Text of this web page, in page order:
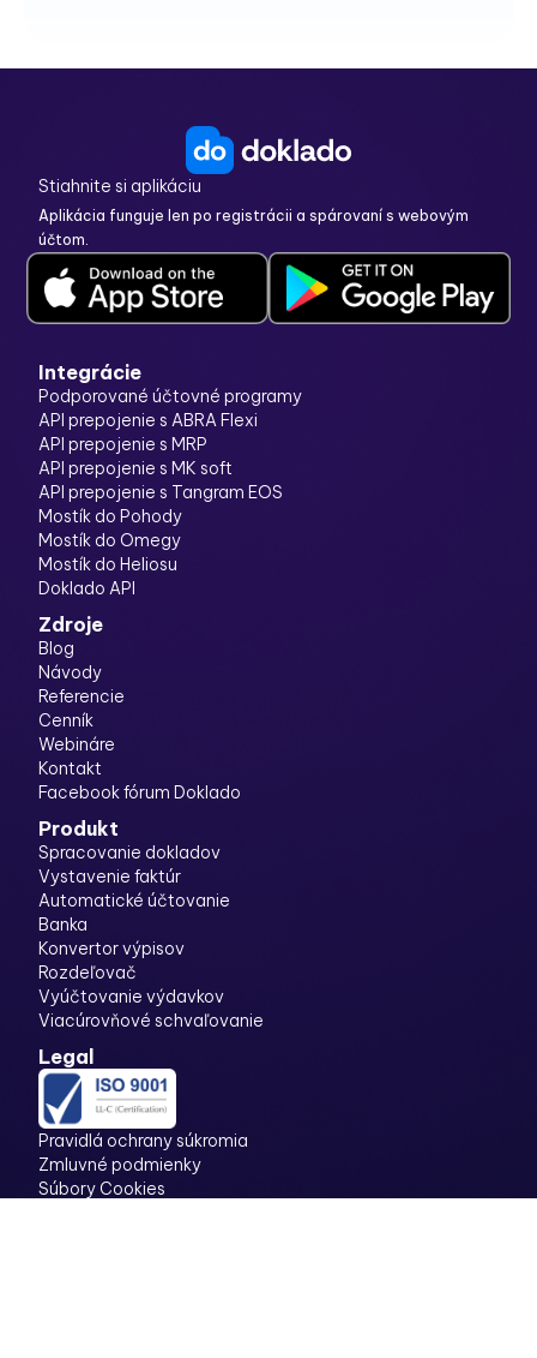
Stiahnite si aplikáciu
Aplikácia funguje len poregistráciia spárovaní s webovým
účtom.
Integrácie
Podporované účtovné programy
API prepojenie s ABRA Flexi
API prepojenie s MRP
API prepojenie s MK soft
API prepojenie s Tangram EOS
Mostík do Pohody
Mostík do Omegy
Mostík do Heliosu
Doklado API
Zdroje
Blog
Návody
Referencie
Cenník
Webináre
Kontakt
Facebook fórum Doklado
Produkt
Spracovanie dokladov
Vystavenie faktúr
Automatické účtovanie
Banka
Konvertor výpisov
Rozdeľovač
Vyúčtovanie výdavkov
Viacúrovňové schvaľovanie
Legal
Pravidlá ochrany súkromia
Zmluvné podmienky
Súbory Cookies